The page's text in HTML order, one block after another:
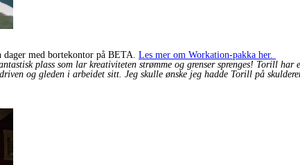
med bortekontor på BETA. Les mer om Workation-pakka her.
plass som lar kreativiteten strømme og grenser sprenges! Torill har
og gleden i arbeidet sitt. Jeg skulle ønske jeg hadde Torill på